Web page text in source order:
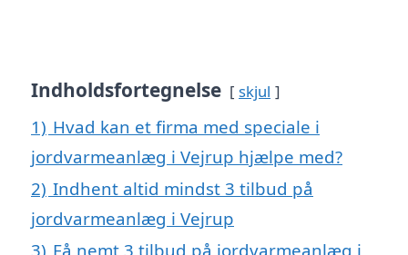
Indholdsfortegnelse skjul
1) Hvad kan et firma med speciale i
jordvarmeanlæg i Vejrup hjælpe med?
2) Indhent altid mindst 3 tilbud på
jordvarmeanlæg i Vejrup
3) Få nemt 3 tilbud på jordvarmeanlæg i